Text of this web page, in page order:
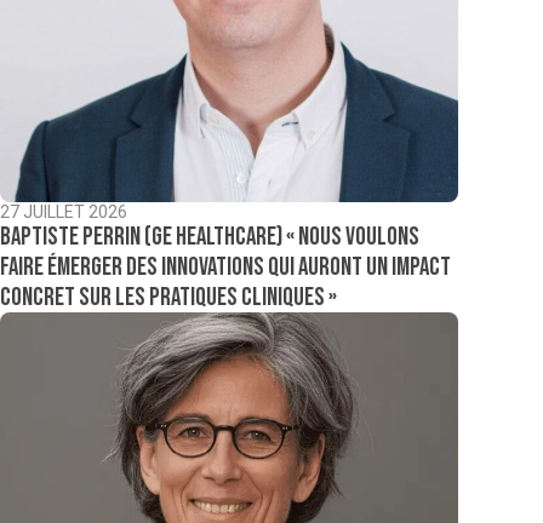
27 JUILLET 2026
Baptiste Perrin (GE Healthcare) « Nous voulons
faire émerger des innovations qui auront un impact
concret sur les pratiques cliniques »